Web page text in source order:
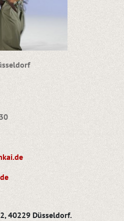
40229 Düsseldorf.